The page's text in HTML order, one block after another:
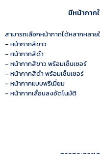
มีหน้ากา
สามารถเลือกหน้ากากได้หลากหลาย
– หน้ากากสีขาว
– หน้ากากสีดำ
– หน้ากากสีขาว พร้อมเซ็นเซอร์
– หน้ากากสีดำ พร้อมเซ็นเซอร์
– หน้ากากแบบพรีเมี่ยม
– หน้ากากเลื่อนลงอัตโนมัติ